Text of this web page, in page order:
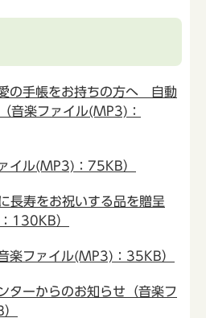
の手帳をお持ちの方へ 自動
音楽ファイル(MP3)：
イル(MP3)：75KB）
長寿をお祝いする品を贈呈
130KB）
楽ファイル(MP3)：35KB）
ターからのお知らせ（音楽フ